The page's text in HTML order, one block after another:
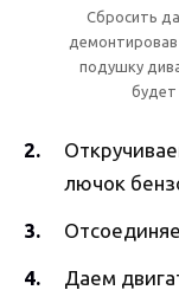
Сбросить
подушку
будет
лючок
Даем